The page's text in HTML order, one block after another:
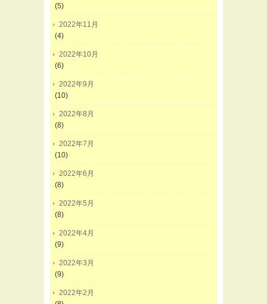
(5)
2022年11月
(4)
2022年10月
(6)
2022年9月
(10)
2022年8月
(8)
2022年7月
(10)
2022年6月
(8)
2022年5月
(8)
2022年4月
(9)
2022年3月
(9)
2022年2月